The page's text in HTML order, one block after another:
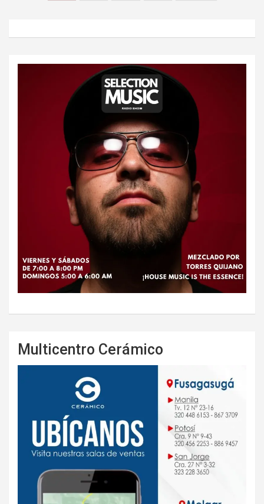
Multicentro Cerámico